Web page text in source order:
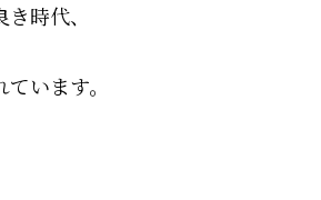
時代、
います。